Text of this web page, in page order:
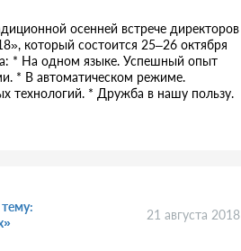
осенней встрече директоров
который состоится 25–26 октября
* На одном языке. Успешный опыт
* В автоматическом режиме.
технологий. * Дружба в нашу пользу.
21 августа 2018